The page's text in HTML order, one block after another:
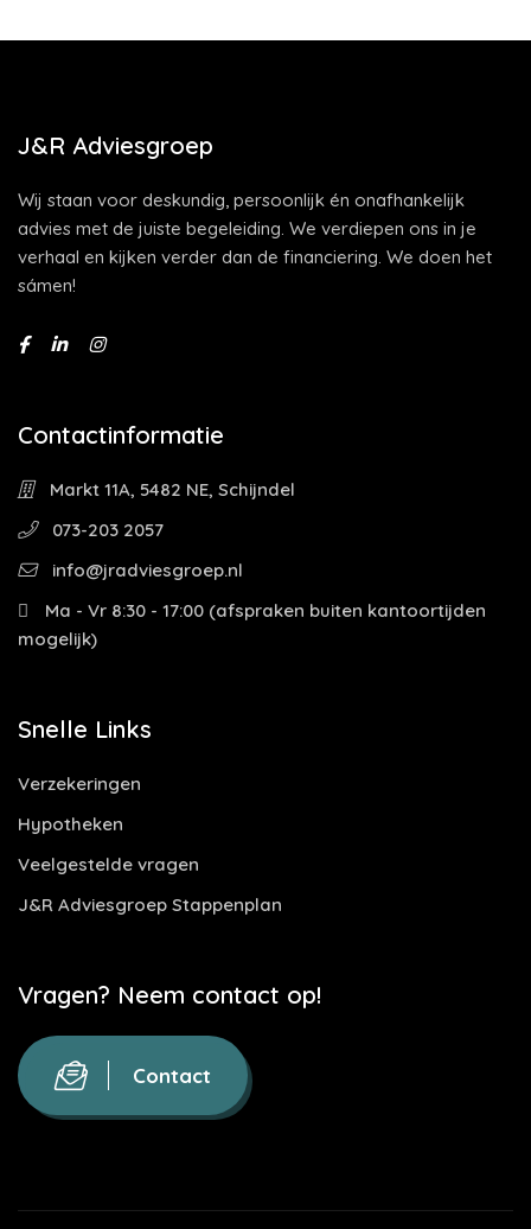
J&R Adviesgroep
Wij staan voor deskundig, persoonlijk én onafhankelijk
advies met de juiste begeleiding. We verdiepen ons in je
verhaal en kijken verder dan de financiering. We doen het
sámen!
Contactinformatie
Markt 11A, 5482 NE, Schijndel
073-203 2057
info@jradviesgroep.nl
Ma - Vr 8:30 - 17:00 (afspraken buiten kantoortijden
mogelijk)
Snelle Links
Verzekeringen
Hypotheken
Veelgestelde vragen
J&R Adviesgroep Stappenplan
Vragen? Neem contact op!
Contact